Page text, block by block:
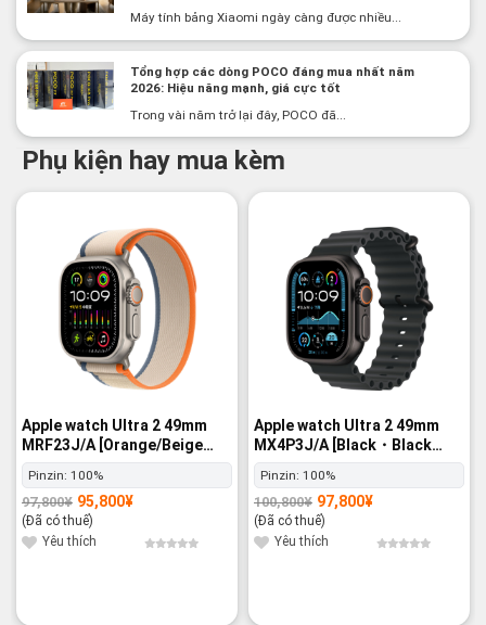
Máy tính bảng Xiaomi ngày càng được nhiều...
Tổng hợp các dòng POCO đáng mua nhất năm
2026: Hiệu năng mạnh, giá cực tốt
Trong vài năm trở lại đây, POCO đã...
Phụ kiện hay mua kèm
Apple watch Ultra 2 49mm
MRF23J/A [Orange/Beige
Trail Loop M/L] GPS+Cellular
- Nguyên hộp
Pinzin: 100%
97,800¥
Giá
gốc
là:
97,800¥.
95,800¥
Giá
hiện
tại
là:
95,800¥.
(Đã có thuế)
Yêu thích
Apple watch Ultra 2 49mm
MX4P3J/A [Black・Black
Ocean Band] GPS+Cellular -
Nguyên hộp
Pinzin: 100%
100,800¥
Giá
gốc
là:
100,800¥.
97,800¥
Giá
hiện
tại
là:
97,800¥.
(Đã có thuế)
Yêu thích